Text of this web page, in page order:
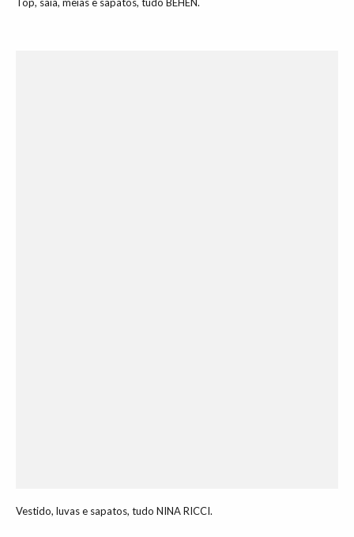
Top, saia, meias e sapatos, tudo BEHÉN.
Vestido, luvas e sapatos, tudo NINA RICCI.